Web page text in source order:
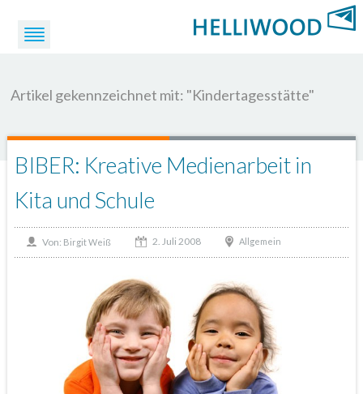
Artikel gekennzeichnet mit: "Kindertagesstätte"
BIBER: Kreative Medienarbeit in
Kita und Schule
Von: Birgit Weiß 2. Juli 2008 Allgemein